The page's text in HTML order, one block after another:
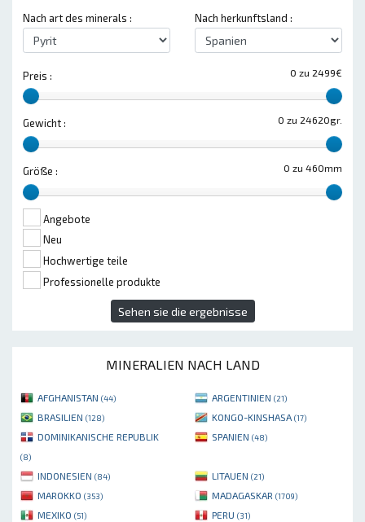
Nach art des minerals : Nach herkunftsland :
0 zu 2499€
Preis :
0 zu 24620gr.
Gewicht :
0 zu 460mm
Größe :
Angebote
Neu
Hochwertige teile
Professionelle produkte
Sehen sie die ergebnisse
MINERALIEN NACH LAND
AFGHANISTAN (44) ARGENTINIEN (21)
BRASILIEN (128) KONGO-KINSHASA (17)
DOMINIKANISCHE REPUBLIK
(8)
SPANIEN (48)
INDONESIEN (84) LITAUEN (21)
MAROKKO (353) MADAGASKAR (1709)
MEXIKO (51) PERU (31)